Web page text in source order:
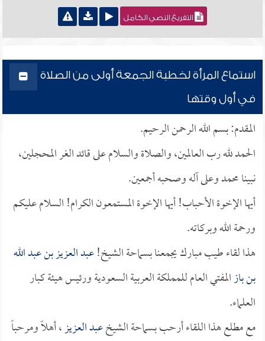
التفريغ النصي الكامل
استماع المرأة لخطبة الجمعة أولى من الصلاة
في أول وقتها
المقدم: بسم الله الرحمن الرحيم.
الحمد لله رب العالمين، والصلاة والسلام على قائد الغر المحجلين،
نبينا محمد وعلى آله وصحبه أجمعين.
أيها الإخوة الأحباب! أيها الإخوة المستمعون الكرام! السلام عليكم
ورحمة الله وبركاته.
هذا لقاء طيب مبارك يجمعنا بسماحة الشيخ!عبد العزيز بن عبد الله
بن بازالمفتي العام للمملكة العربية السعودية ورئيس هيئة كبار
العلماء.
مع مطلع هذا اللقاء أرحب بسماحة الشيخعبد العزيز، أهلاً ومرحباً